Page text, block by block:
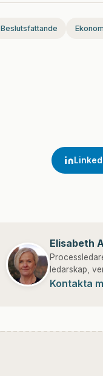
Beslutsfattande
Elisabeth
ledarskap,
Kontakta